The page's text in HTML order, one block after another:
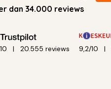
dan 34.000 reviews
20.555 reviews 9,2/10